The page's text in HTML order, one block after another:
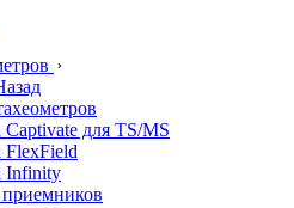
Captivate для TS/MS
FlexField
Infinity